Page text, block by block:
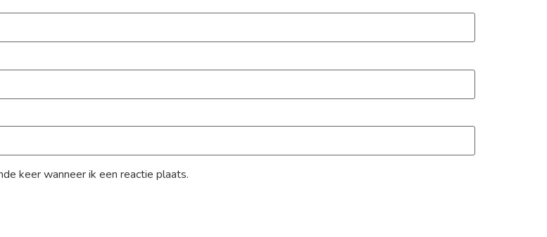
keer wanneer ik een reactie plaats.